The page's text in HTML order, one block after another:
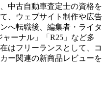
中古自動車査定士の資格を
、ウェブサイト制作や広告
へ転職後、編集者・ライタ
ャーナル」「R25」など多
はフリーランスとして、コ
ー関連の新商品レビューを